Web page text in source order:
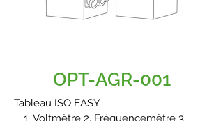
OPT-AGR-001
Tableau ISO EASY
Voltmètre 2. Fréquencemètre 3.